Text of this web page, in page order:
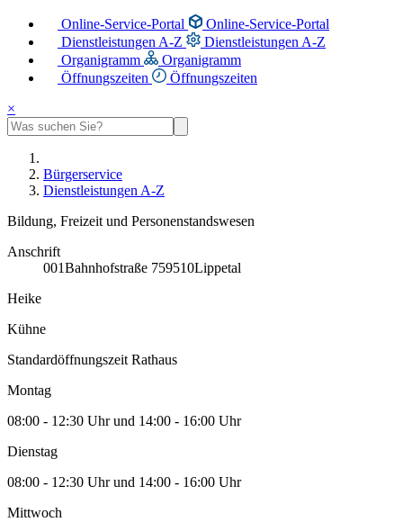
Online-Service-Portal
Online-Service-Portal
Dienstleistungen A-Z
Dienstleistungen A-Z
Organigramm
Organigramm
Öffnungszeiten
Öffnungszeiten
×
Bürgerservice
Dienstleistungen A-Z
Bildung, Freizeit und Personenstandswesen
Anschrift
001Bahnhofstraße 759510Lippetal
Heike
Kühne
Standardöffnungszeit Rathaus
Montag
08:00 - 12:30 Uhr und 14:00 - 16:00 Uhr
Dienstag
08:00 - 12:30 Uhr und 14:00 - 16:00 Uhr
Mittwoch